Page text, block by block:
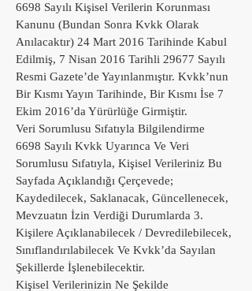
6698 Sayılı Kişisel Verilerin Korunması
Kanunu (Bundan Sonra Kvkk Olarak
Anılacaktır) 24 Mart 2016 Tarihinde Kabul
Edilmiş, 7 Nisan 2016 Tarihli 29677 Sayılı
Resmi Gazete’de Yayınlanmıştır. Kvkk’nun
Bir Kısmı Yayın Tarihinde, Bir Kısmı İse 7
Ekim 2016’da Yürürlüğe Girmiştir.
Veri Sorumlusu Sıfatıyla Bilgilendirme
6698 Sayılı Kvkk Uyarınca Ve Veri
Sorumlusu Sıfatıyla, Kişisel Verileriniz Bu
Sayfada Açıklandığı Çerçevede;
Kaydedilecek, Saklanacak, Güncellenecek,
Mevzuatın İzin Verdiği Durumlarda 3.
Kişilere Açıklanabilecek / Devredilebilecek,
Sınıflandırılabilecek Ve Kvkk’da Sayılan
Şekillerde İşlenebilecektir.
Kişisel Verilerinizin Ne Şekilde